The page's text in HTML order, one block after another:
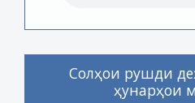
Солҳои рушди
ҳунарҳои